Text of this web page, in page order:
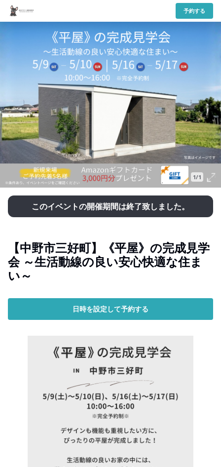
予約する
1/1
このイベントの開催期間は終了致しました。
【中野市三好町】《平屋》の完成見学
会 ～生活動線の良い安心快適な住ま
い～
日時を設定して予約する